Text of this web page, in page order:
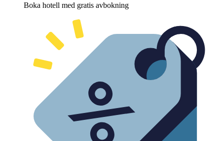
Boka hotell med gratis avbokning